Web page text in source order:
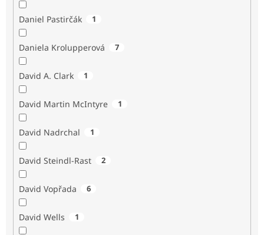
Daniel Pastirčák 1
Daniela Krolupperová 7
David A. Clark 1
David Martin McIntyre 1
David Nadrchal 1
David Steindl-Rast 2
David Vopřada 6
David Wells 1